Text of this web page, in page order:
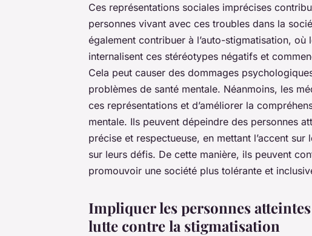
Ces représentations sociales imprécises
personnes vivant avec ces troubles dans la
également contribuer à l’auto-stigmatisation,
internalisent ces stéréotypes négatifs et
Cela peut causer des dommages
problèmes de santé mentale. Néanmoins, les
ces représentations et d’améliorer la
mentale. Ils peuvent dépeindre des personnes
précise et respectueuse, en mettant l’accent
sur leurs défis. De cette manière, ils peuvent
promouvoir une société plus tolérante et
Impliquer les personnes
lutte contre la stigmatisation